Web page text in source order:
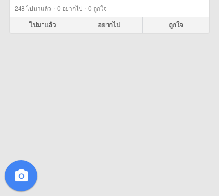
248ไปมาแล้ว · 0 อยากไป · 0 ถูกใจ
ไปมาแล้ว อยากไป ถูกใจ